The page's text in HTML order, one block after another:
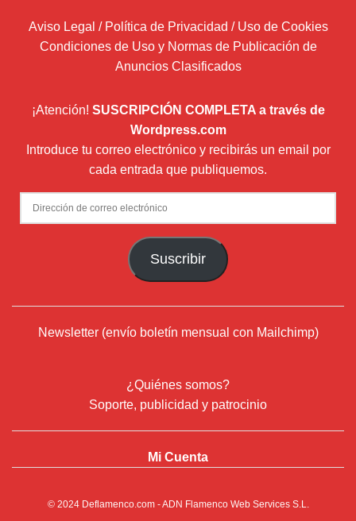
Aviso Legal / Política de Privacidad / Uso de Cookies
Condiciones de Uso y Normas de Publicación de
Anuncios Clasificados
¡Atención! SUSCRIPCIÓN COMPLETA a través de
Wordpress.com
Introduce tu correo electrónico y recibirás un email por
cada entrada que publiquemos.
Dirección
de
Suscribir
Newsletter (envío boletín mensual con Mailchimp)
¿Quiénes somos?
Soporte, publicidad y patrocinio
Mi Cuenta
© 2024 Deflamenco.com- ADN Flamenco Web Services S.L.